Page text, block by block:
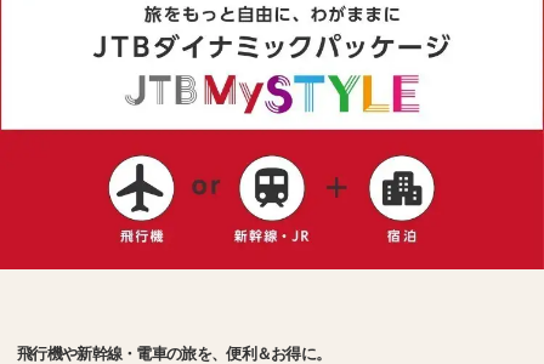
飛行機や新幹線・電車の旅を、便利＆お得に。